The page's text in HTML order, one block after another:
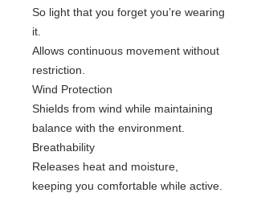
So light that you forget you’re wearing
it.
Allows continuous movement without
restriction.
Wind Protection
Shields from wind while maintaining
balance with the environment.
Breathability
Releases heat and moisture,
keeping you comfortable while active.